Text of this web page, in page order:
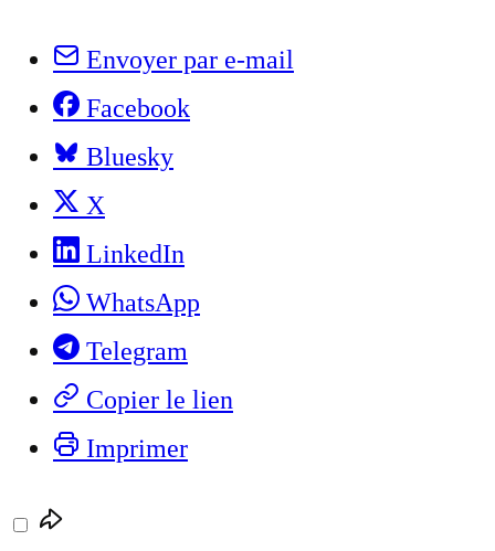
Envoyer par e-mail
Facebook
Bluesky
X
LinkedIn
WhatsApp
Telegram
Copier le lien
Imprimer